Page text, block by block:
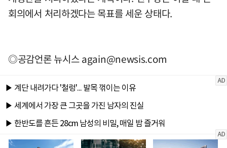
회의에서 처리하겠다는 목표를 세운 상태다.
◎공감언론 뉴시스again@newsis.com